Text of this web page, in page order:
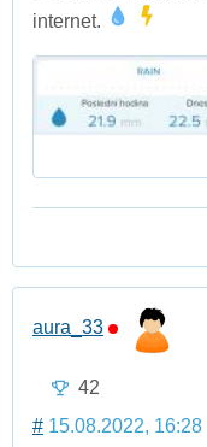
internet.
aura_33
42
# 15.08.2022, 16:28